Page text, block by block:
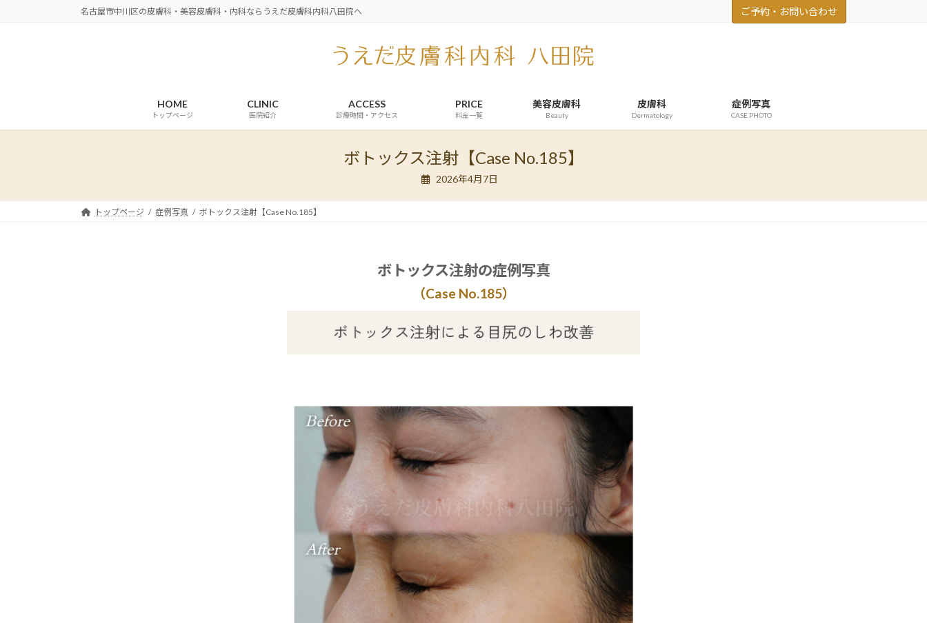
名古屋市中川区の皮膚科・美容皮膚科・内科ならうえだ皮膚科内科八田院へ ご予約・お問い合わせ
HOME
トップページ
CLINIC
医院紹介
ACCESS
診療時間・アクセス
PRICE
料金一覧
美容皮膚科
Beauty
皮膚科
Dermatology
症例写真
CASE PHOTO
ボトックス注射【Case No.185】
2026年4月7日
トップページ 症例写真 ボトックス注射【Case No.185】
ボトックス注射の症例写真
（Case No.185）